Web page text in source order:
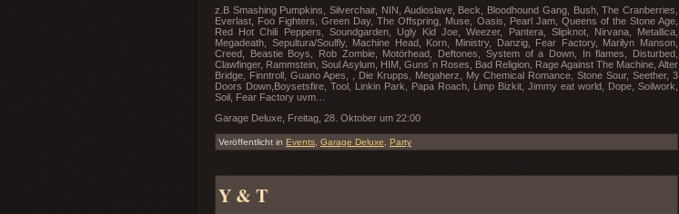
z.B Smashing Pumpkins, Silverchair, NIN, Audioslave, Beck, Bloodhound Gang, Bush, The Cranberries,
Everlast, Foo Fighters, Green Day, The Offspring, Muse, Oasis, Pearl Jam, Queens of the Stone Age,
Red Hot Chili Peppers, Soundgarden, Ugly Kid Joe, Weezer, Pantera, Slipknot, Nirvana, Metallica,
Megadeath, Sepultura/Soulfly, Machine Head, Korn, Ministry, Danzig, Fear Factory, Marilyn Manson,
Creed, Beastie Boys, Rob Zombie, Motörhead, Deftones, System of a Down, In flames, Disturbed,
Clawfinger, Rammstein, Soul Asylum, HIM, Guns´n Roses, Bad Religion, Rage Against The Machine, Alter
Bridge, Finntroll, Guano Apes, , Die Krupps, Megaherz, My Chemical Romance, Stone Sour, Seether, 3
Doors Down,Boysetsfire, Tool, Linkin Park, Papa Roach, Limp Bizkit, Jimmy eat world, Dope, Soilwork,
Soil, Fear Factory uvm…
Garage Deluxe, Freitag, 28. Oktober um 22:00
Veröffentlicht in Events Garage Deluxe Party
Y & T